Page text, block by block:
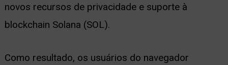
novos recursos de privacidade e suporte à
blockchain Solana (SOL).
Como resultado, os usuários do navegador